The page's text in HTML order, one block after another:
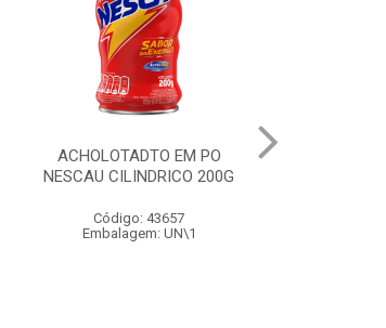
ACHOLOTADTO EM PO
NESCAU CILINDRICO 200G
Código: 43657
Embalagem: UN\1